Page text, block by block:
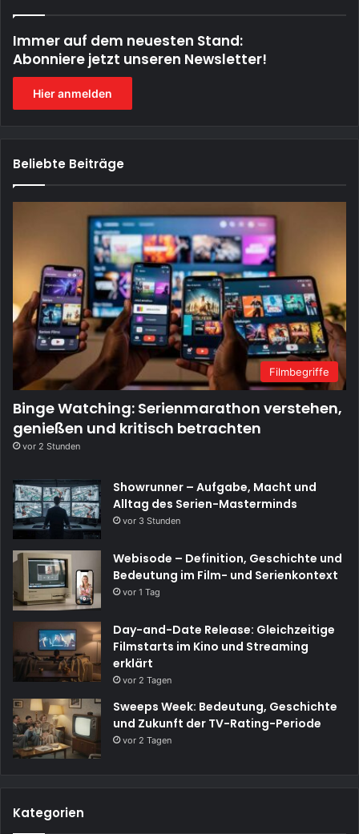
Immer auf dem neuesten Stand:
Abonniere jetzt unseren Newsletter!
Hier anmelden
Beliebte Beiträge
Filmbegriffe
Binge Watching: Serienmarathon verstehen,
genießen und kritisch betrachten
vor 2 Stunden
Showrunner – Aufgabe, Macht und
Alltag des Serien-Masterminds
vor 3 Stunden
Webisode – Definition, Geschichte und
Bedeutung im Film- und Serienkontext
vor 1 Tag
Day-and-Date Release: Gleichzeitige
Filmstarts im Kino und Streaming
erklärt
vor 2 Tagen
Sweeps Week: Bedeutung, Geschichte
und Zukunft der TV-Rating-Periode
vor 2 Tagen
Kategorien